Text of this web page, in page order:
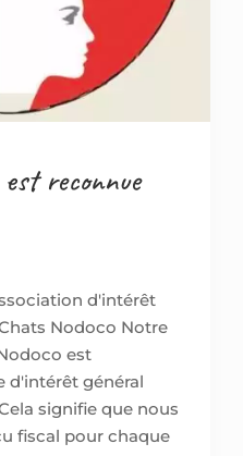
reconnue
d'intérêt
Nodoco Notre
est
d'intérêt général
signifie que nous
fiscal pour chaque